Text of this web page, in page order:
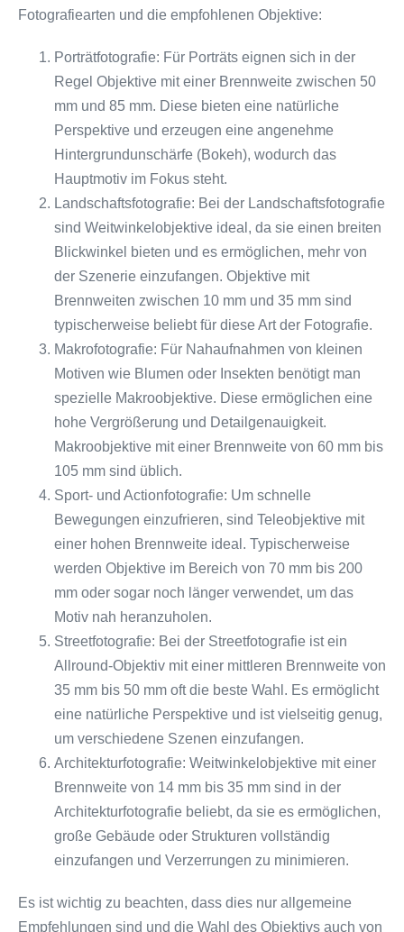
Fotografiearten und die empfohlenen Objektive:
Porträtfotografie: Für Porträts eignen sich in der
Regel Objektive mit einer Brennweite zwischen 50
mm und 85 mm. Diese bieten eine natürliche
Perspektive und erzeugen eine angenehme
Hintergrundunschärfe (Bokeh), wodurch das
Hauptmotiv im Fokus steht.
Landschaftsfotografie: Bei der Landschaftsfotografie
sind Weitwinkelobjektive ideal, da sie einen breiten
Blickwinkel bieten und es ermöglichen, mehr von
der Szenerie einzufangen. Objektive mit
Brennweiten zwischen 10 mm und 35 mm sind
typischerweise beliebt für diese Art der Fotografie.
Makrofotografie: Für Nahaufnahmen von kleinen
Motiven wie Blumen oder Insekten benötigt man
spezielle Makroobjektive. Diese ermöglichen eine
hohe Vergrößerung und Detailgenauigkeit.
Makroobjektive mit einer Brennweite von 60 mm bis
105 mm sind üblich.
Sport- und Actionfotografie: Um schnelle
Bewegungen einzufrieren, sind Teleobjektive mit
einer hohen Brennweite ideal. Typischerweise
werden Objektive im Bereich von 70 mm bis 200
mm oder sogar noch länger verwendet, um das
Motiv nah heranzuholen.
Streetfotografie: Bei der Streetfotografie ist ein
Allround-Objektiv mit einer mittleren Brennweite von
35 mm bis 50 mm oft die beste Wahl. Es ermöglicht
eine natürliche Perspektive und ist vielseitig genug,
um verschiedene Szenen einzufangen.
Architekturfotografie: Weitwinkelobjektive mit einer
Brennweite von 14 mm bis 35 mm sind in der
Architekturfotografie beliebt, da sie es ermöglichen,
große Gebäude oder Strukturen vollständig
einzufangen und Verzerrungen zu minimieren.
Es ist wichtig zu beachten, dass dies nur allgemeine
Empfehlungen sind und die Wahl des Objektivs auch von